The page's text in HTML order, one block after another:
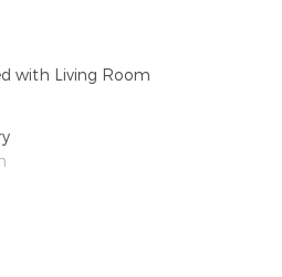
with Living Room